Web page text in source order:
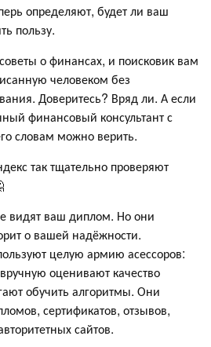
определяют, будет ли ваш
пользу.
о финансах, и поисковик вам
человеком без
Доверитесь? Вряд ли. А если
финансовый консультант с
словам можно верить.
так тщательно проверяют
видят ваш диплом. Но они
о вашей надёжности.
целую армию асессоров:
оценивают качество
обучить алгоритмы. Они
сертификатов, отзывов,
сайтов.